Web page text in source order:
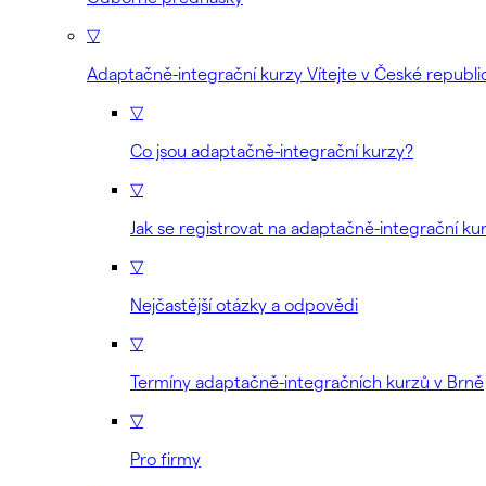
▽
Adaptačně-integrační kurzy Vítejte v České
▽
Co jsou adaptačně-integrační kurzy?
▽
Jak se registrovat na adaptačně-integrační
▽
Nejčastější otázky a odpovědi
▽
Termíny adaptačně-integračních kurzů v Brně
▽
Pro firmy